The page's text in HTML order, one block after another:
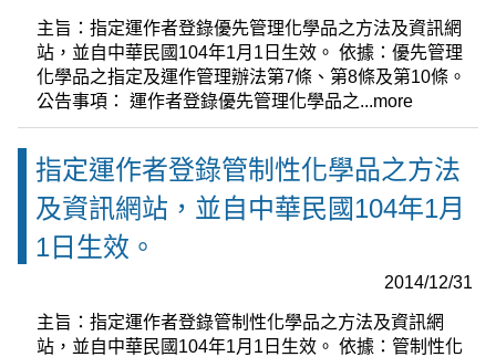
主旨：指定運作者登錄優先管理化學品之方法及資訊網
站，並自中華民國104年1月1日生效。 依據：優先管理
化學品之指定及運作管理辦法第7條、第8條及第10條。
公告事項： 運作者登錄優先管理化學品之...more
指定運作者登錄管制性化學品之方法
及資訊網站，並自中華民國104年1月
1日生效。
2014/12/31
主旨：指定運作者登錄管制性化學品之方法及資訊網
站，並自中華民國104年1月1日生效。 依據：管制性化